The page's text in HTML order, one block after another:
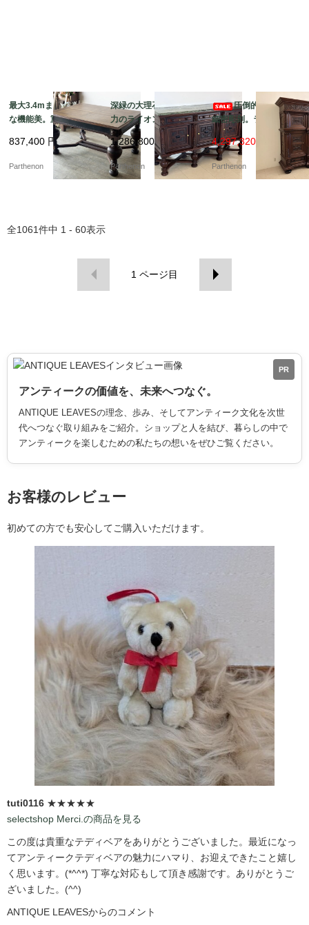
最大3.4mまで拡張可能
な機能美。重厚なバル
ボスレッグとライオン
彫刻が目を引くエクス
テンションテーブル【d
837,400 円
Parthenon
深緑の大理石天板と迫
力のライオン彫刻。重
厚な佇まいで空間を彩
る大型サイドボード【d
s23-10】
1,286,800円
Parthenon
圧倒的な風格と
細密彫刻。ライオンが
守る重厚な佇まいの大
型キャビネット【ds23
-11】
4,297,320 円
Parthenon
全1061件中 1 - 60表示
1 ページ目
PR
アンティークの価値を、未来へつなぐ。
ANTIQUE LEAVESの理念、歩み、そしてアンティーク文化を次世
代へつなぐ取り組みをご紹介。ショップと人を結び、暮らしの中で
アンティークを楽しむための私たちの想いをぜひご覧ください。
お客様のレビュー
初めての方でも安心してご購入いただけます。
tuti0116 ★★★★★
selectshop Merci.の商品を見る
この度は貴重なテディベアをありがとうございました。最近になっ
てアンティークテディベアの魅力にハマり、お迎えできたこと嬉し
く思います。(*^^*) 丁寧な対応もして頂き感謝です。ありがとうご
ざいました。(^^)
ANTIQUE LEAVESからのコメント